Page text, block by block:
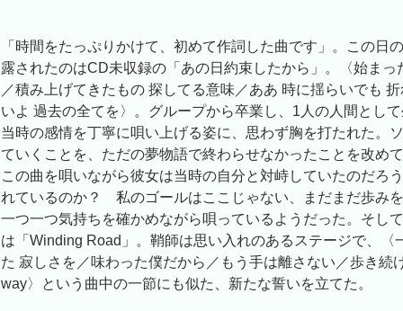
「時間をたっぷりかけて、初めて作詞した曲です」。この日
露されたのはCD未収録の「あの日約束したから」。〈始まっ
／積み上げてきたもの 探してる意味／ああ 時に揺らいでも
いよ 過去の全てを〉。グループから卒業し、1人の人間とし
当時の感情を丁寧に唄い上げる姿に、思わず胸を打たれた。
ていくことを、ただの夢物語で終わらせなかったことを改め
この曲を唄いながら彼女は当時の自分と対峙していたのだろ
れているのか？ 私のゴールはここじゃない、まだまだ歩み
一つ一つ気持ちを確かめながら唄っているようだった。そし
は「Winding Road」。鞘師は思い入れのあるステージで、〈
た 寂しさを／味わった僕だから／もう手は離さない／歩き続
way〉という曲中の一節にも似た、新たな誓いを立てた。